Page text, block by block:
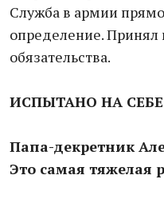
Служба в армии
определение. Принял
обязательства.
ИСПЫТАНО НА СЕБЕ
Папа-декретник
Это самая тяжелая